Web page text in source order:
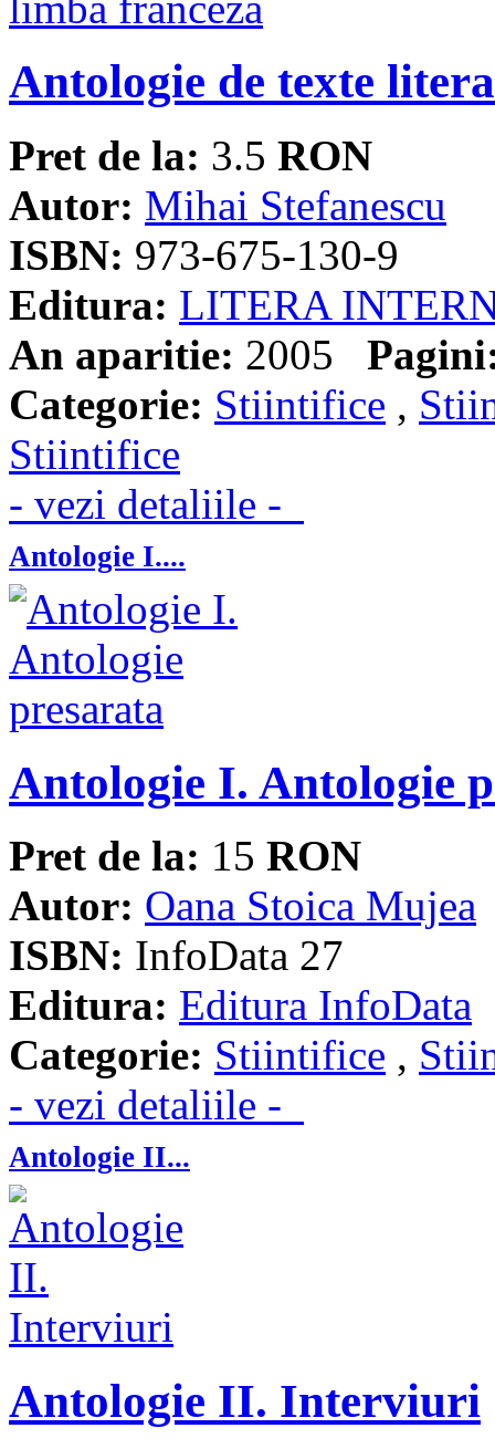
Antologie de texte
Pret de la: 3.5 RON
Autor: Mihai Stefanescu
ISBN: 973-675-130-9
Editura: LITERA
An aparitie: 2005
Categorie: Stiintifice ,
Stiintifice
- vezi detaliile -
Antologie I....
Antologie I. Antologie
Pret de la: 15 RON
Autor: Oana Stoica Mujea
ISBN: InfoData 27
Editura: Editura InfoData
Categorie: Stiintifice ,
- vezi detaliile -
Antologie II...
Antologie II. Interviuri